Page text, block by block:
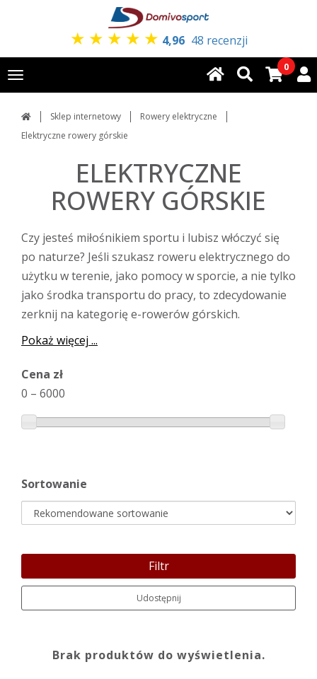
★ ★ ★ ★ ★ 4,96 48 recenzji
Toggle
navigation
0
Sklep internetowy
Rowery elektryczne
Elektryczne rowery górskie
ELEKTRYCZNE
ROWERY GÓRSKIE
Czy jesteś miłośnikiem sportu i lubisz włóczyć się
po naturze? Jeśli szukasz roweru elektrycznego do
użytku w terenie, jako pomocy w sporcie, a nie tylko
jako środka transportu do pracy, to zdecydowanie
zerknij na kategorię e-rowerów górskich.
Pokaż więcej ...
Cena zł
0 – 6000
Sortowanie
Filtr
Udostępnij
Brak produktów do wyświetlenia.